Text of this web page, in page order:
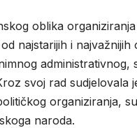
oblika
najstarijih i
svoj rad sudjelovala
organiziranja,
naroda.